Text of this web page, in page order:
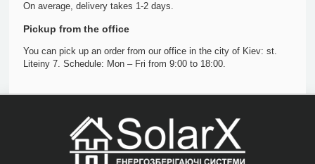
On average, delivery takes 1-2 days.
Pickup from the office
You can pick up an order from our office in the city of Kiev: st.
Liteiny 7. Schedule: Mon – Fri from 9:00 to 18:00.